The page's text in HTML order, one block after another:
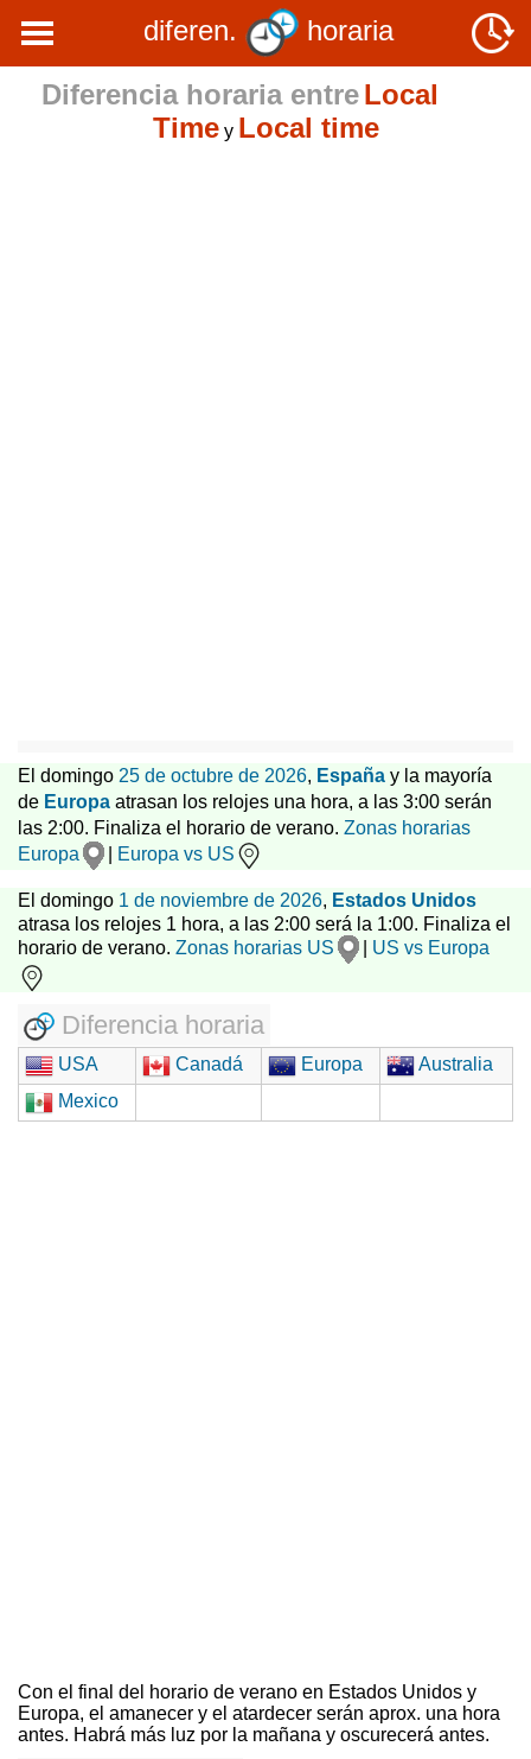
diferen.
horaria
Diferencia horaria entre Local
Timey Local time
El domingo 25 de octubre de 2026, España y la mayoría
de Europa atrasan los relojes una hora, a las 3:00 serán
las 2:00. Finaliza el horario de verano. Zonas horarias
Europa
Europa vs US
El domingo 1 de noviembre de 2026, Estados Unidos
atrasa los relojes 1 hora, a las 2:00 será la 1:00. Finaliza el
horario de verano. Zonas horarias US US vs Europa
Diferencia horaria
USA Canadá Europa
Australia
Mexico
Con el final del horario de verano en Estados Unidos y
Europa, el amanecer y el atardecer serán aprox. una hora
antes. Habrá más luz por la mañana y oscurecerá antes.